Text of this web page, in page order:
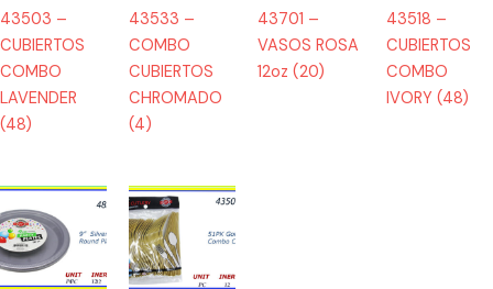
43503 –
CUBIERTOS
COMBO
LAVENDER
(48)
43533 –
COMBO
CUBIERTOS
CHROMADO
(4)
43701 –
VASOS ROSA
12oz (20)
43518 –
CUBIERTOS
COMBO
IVORY (48)
48572
PLATOS
PLATEADOS
9"
43509
-
CUBIERTOS
DORADOS